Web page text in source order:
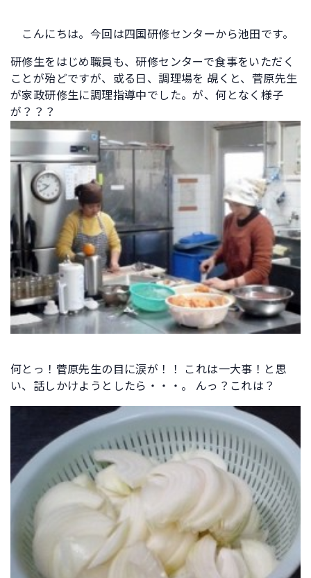
こんにちは。今回は四国研修センターから池田です。
研修生をはじめ職員も、研修センターで食事をいただく
ことが殆どですが、或る日、調理場を 覘くと、菅原先生
が家政研修生に調理指導中でした。が、何となく様子
が？？？
何とっ！菅原先生の目に涙が！！ これは一大事！と思
い、話しかけようとしたら・・・。 んっ？これは？